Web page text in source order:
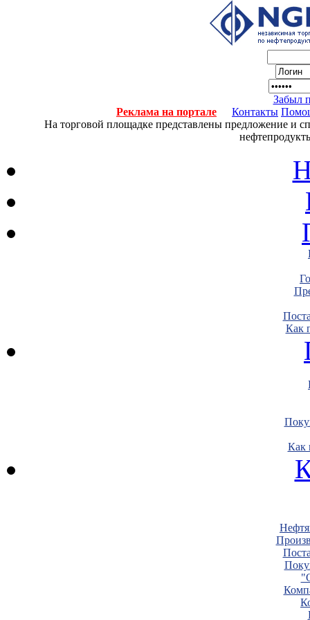
Забыл
Реклама на портале
Контакты
На торговой площадке представлены предложение и
Как
Как